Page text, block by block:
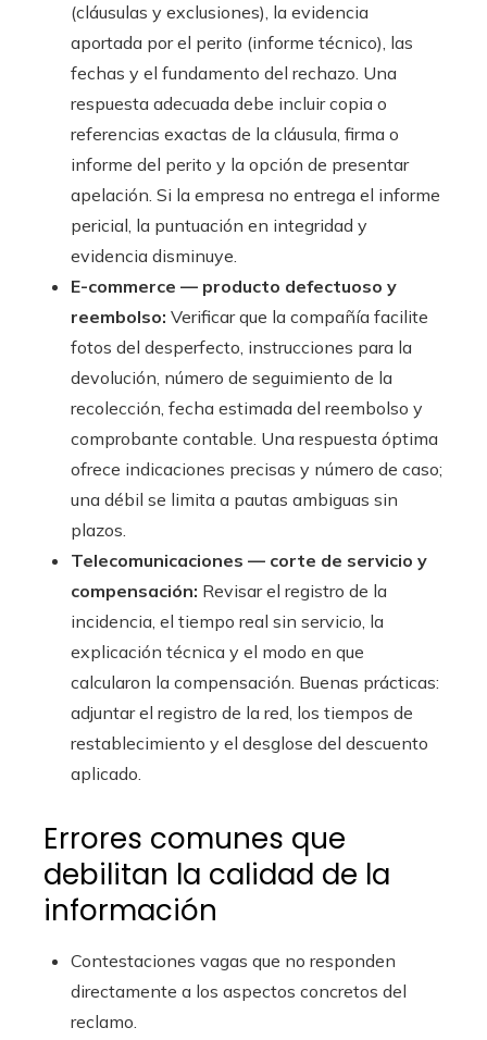
(cláusulas y exclusiones), la evidencia
aportada por el perito (informe técnico), las
fechas y el fundamento del rechazo. Una
respuesta adecuada debe incluir copia o
referencias exactas de la cláusula, firma o
informe del perito y la opción de presentar
apelación. Si la empresa no entrega el informe
pericial, la puntuación en integridad y
evidencia disminuye.
E-commerce — producto defectuoso y
reembolso: Verificar que la compañía facilite
fotos del desperfecto, instrucciones para la
devolución, número de seguimiento de la
recolección, fecha estimada del reembolso y
comprobante contable. Una respuesta óptima
ofrece indicaciones precisas y número de caso;
una débil se limita a pautas ambiguas sin
plazos.
Telecomunicaciones — corte de servicio y
compensación: Revisar el registro de la
incidencia, el tiempo real sin servicio, la
explicación técnica y el modo en que
calcularon la compensación. Buenas prácticas:
adjuntar el registro de la red, los tiempos de
restablecimiento y el desglose del descuento
aplicado.
Errores comunes que
debilitan la calidad de la
información
Contestaciones vagas que no responden
directamente a los aspectos concretos del
reclamo.